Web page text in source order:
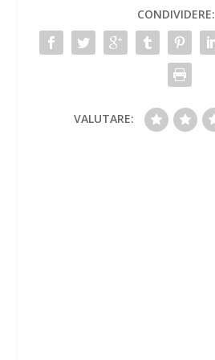
CONDIVIDERE:
VALUTARE: